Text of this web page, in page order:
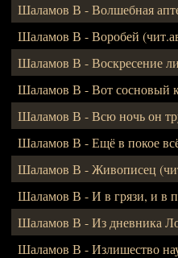
Шаламов В - Волшебная
Шаламов В - Воробей
Шаламов В - Воскресение
Шаламов В - Вот сосновый
Шаламов В - Всю ночь он
Шаламов В - Ещё в покое
Шаламов В - Живописец
Шаламов В - И в грязи, и в
Шаламов В - Из дневника
Шаламов В - Излишество